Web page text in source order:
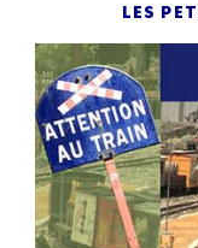
LES